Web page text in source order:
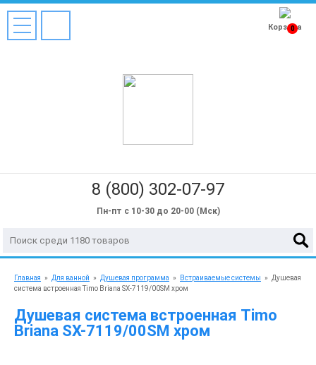
8 (800) 302-07-97
Пн-пт с 10-30 до 20-00 (Мск)
0
Корзина
Главная » Для ванной » Душевая программа » Встраиваемые системы »
Душевая
система встроенная Timo Briana SX-7119/00SM хром
Душевая система встроенная Timo
Briana SX-7119/00SM хром